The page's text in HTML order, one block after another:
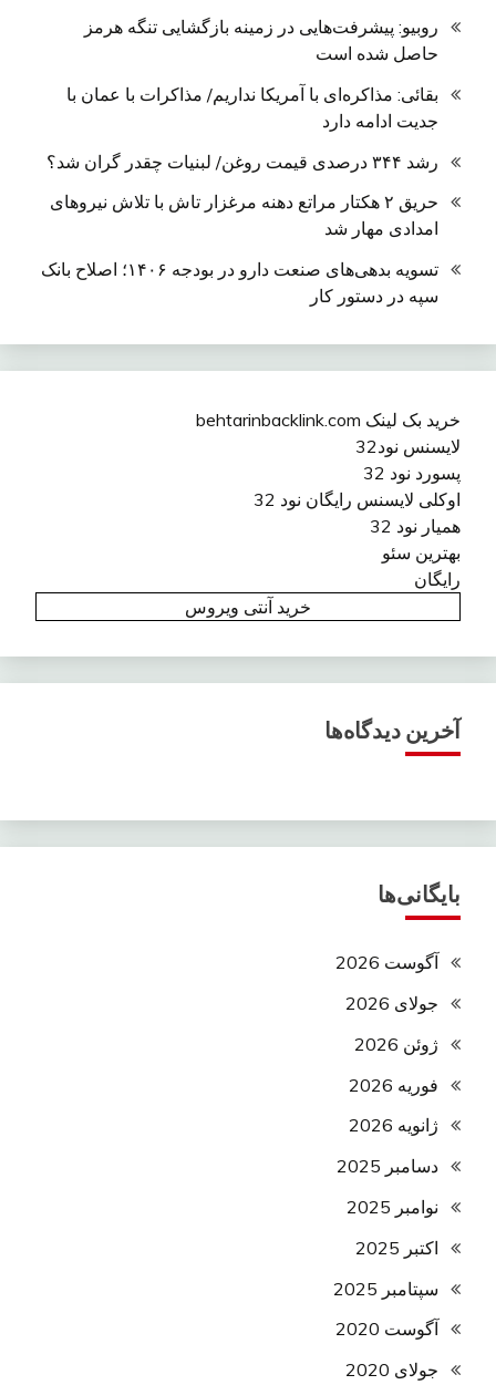
روبیو: پیشرفت‌هایی در زمینه بازگشایی تنگه هرمز
حاصل شده است
بقائی: مذاکره‌ای با آمریکا نداریم/ مذاکرات با عمان با
جدیت ادامه دارد
رشد ۳۴۴ درصدی قیمت روغن/ لبنیات چقدر گران شد؟
حریق ۲ هکتار مراتع دهنه مرغزار تاش با تلاش نیروهای
امدادی مهار شد
تسویه بدهی‌های صنعت دارو در بودجه ۱۴۰۶؛ اصلاح بانک
سپه در دستور کار
خرید بک لینک behtarinbacklink.com
لایسنس نود32
پسورد نود 32
اوکلی لایسنس رایگان نود 32
همیار نود 32
بهترین سئو
رایگان
خرید آنتی ویروس
آخرین دیدگاه‌ها
بایگانی‌ها
آگوست 2026
جولای 2026
ژوئن 2026
فوریه 2026
ژانویه 2026
دسامبر 2025
نوامبر 2025
اکتبر 2025
سپتامبر 2025
آگوست 2020
جولای 2020